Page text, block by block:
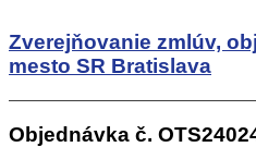
Zverejňovanie zmlúv,
mesto SR Bratislava
Objednávka č.